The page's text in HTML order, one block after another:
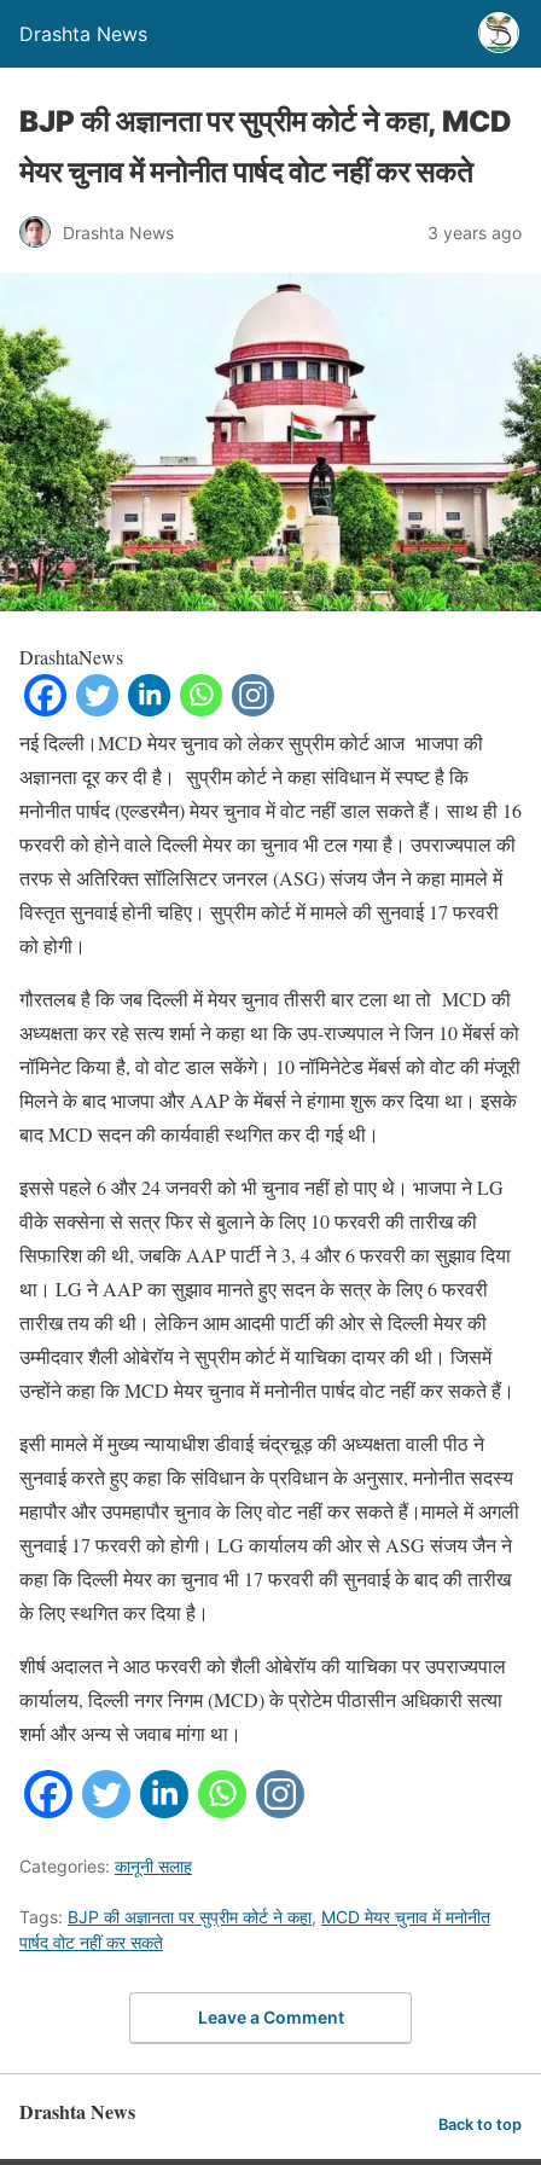
Drashta News
BJP की अज्ञानता पर सुप्रीम कोर्ट ने कहा, MCD
मेयर चुनाव में मनोनीत पार्षद वोट नहीं कर सकते
Drashta News 3 years ago
DrashtaNews
नई दिल्ली।MCD मेयर चुनाव को लेकर सुप्रीम कोर्ट आज भाजपा की
अज्ञानता दूर कर दी है। सुप्रीम कोर्ट ने कहा संविधान में स्पष्ट है कि
मनोनीत पार्षद (एल्डरमैन) मेयर चुनाव में वोट नहीं डाल सकते हैं। साथ ही 16
फरवरी को होने वाले दिल्ली मेयर का चुनाव भी टल गया है। उपराज्यपाल की
तरफ से अतिरिक्त सॉलिसिटर जनरल (ASG) संजय जैन ने कहा मामले में
विस्तृत सुनवाई होनी चहिए। सुप्रीम कोर्ट में मामले की सुनवाई 17 फरवरी
को होगी।
गौरतलब है कि जब दिल्ली में मेयर चुनाव तीसरी बार टला था तो MCD की
अध्यक्षता कर रहे सत्य शर्मा ने कहा था कि उप-राज्यपाल ने जिन 10 मेंबर्स को
नॉमिनेट किया है, वो वोट डाल सकेंगे। 10 नॉमिनेटेड मेंबर्स को वोट की मंजूरी
मिलने के बाद भाजपा और AAP के मेंबर्स ने हंगामा शुरू कर दिया था। इसके
बाद MCD सदन की कार्यवाही स्थगित कर दी गई थी।
इससे पहले 6 और 24 जनवरी को भी चुनाव नहीं हो पाए थे। भाजपा ने LG
वीके सक्सेना से सत्र फिर से बुलाने के लिए 10 फरवरी की तारीख की
सिफारिश की थी, जबकि AAP पार्टी ने 3, 4 और 6 फरवरी का सुझाव दिया
था। LG ने AAP का सुझाव मानते हुए सदन के सत्र के लिए 6 फरवरी
तारीख तय की थी। लेकिन आम आदमी पार्टी की ओर से दिल्ली मेयर की
उम्मीदवार शैली ओबेरॉय ने सुप्रीम कोर्ट में याचिका दायर की थी। जिसमें
उन्होंने कहा कि MCD मेयर चुनाव में मनोनीत पार्षद वोट नहीं कर सकते हैं।
इसी मामले में मुख्य न्यायाधीश डीवाई चंद्रचूड़ की अध्यक्षता वाली पीठ ने
सुनवाई करते हुए कहा कि संविधान के प्रविधान के अनुसार, मनोनीत सदस्य
महापौर और उपमहापौर चुनाव के लिए वोट नहीं कर सकते हैं।मामले में अगली
सुनवाई 17 फरवरी को होगी। LG कार्यालय की ओर से ASG संजय जैन ने
कहा कि दिल्ली मेयर का चुनाव भी 17 फरवरी की सुनवाई के बाद की तारीख
के लिए स्थगित कर दिया है।
शीर्ष अदालत ने आठ फरवरी को शैली ओबेरॉय की याचिका पर उपराज्यपाल
कार्यालय, दिल्ली नगर निगम (MCD) के प्रोटेम पीठासीन अधिकारी सत्या
शर्मा और अन्य से जवाब मांगा था।
Categories: कानूनी सलाह
Tags: BJP की अज्ञानता पर सुप्रीम कोर्ट ने कहा, MCD मेयर चुनाव में मनोनीत
पार्षद वोट नहीं कर सकते
Leave a Comment
Drashta News Back to top